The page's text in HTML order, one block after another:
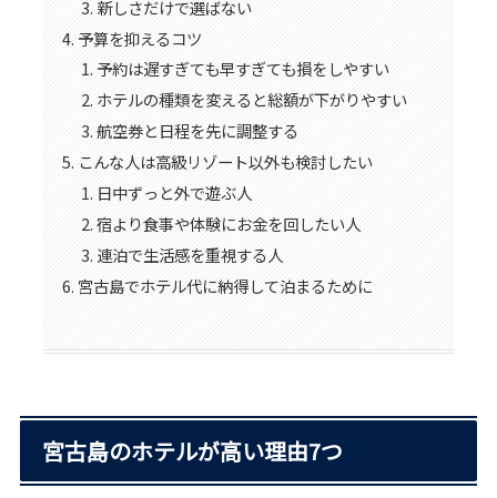
新しさだけで選ばない
予算を抑えるコツ
予約は遅すぎても早すぎても損をしやすい
ホテルの種類を変えると総額が下がりやすい
航空券と日程を先に調整する
こんな人は高級リゾート以外も検討したい
日中ずっと外で遊ぶ人
宿より食事や体験にお金を回したい人
連泊で生活感を重視する人
宮古島でホテル代に納得して泊まるために
宮古島のホテルが高い理由7つ